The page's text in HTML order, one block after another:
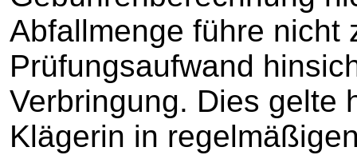
Abfallmenge führe nicht
Prüfungsaufwand
Verbringung. Dies gelte
Klägerin in